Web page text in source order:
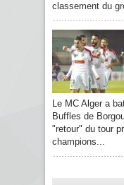
classement du
Le MC Alger a
Buffles de
"retour" du tour
champions...